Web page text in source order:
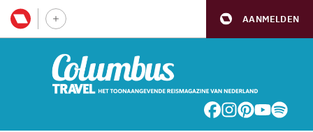
AANMELDEN